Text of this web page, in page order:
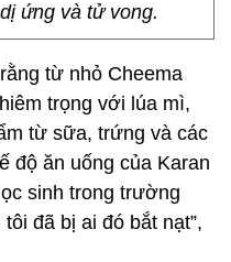
ứng và tử vong.
từ nhỏ Cheema
trọng với lúa mì,
từ sữa, trứng và các
độ ăn uống của Karan
sinh trong trường
đã bị ai đó bắt nạt”,